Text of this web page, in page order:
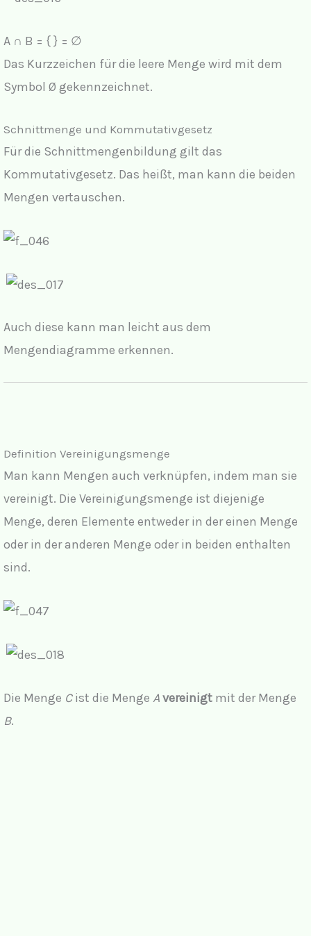
A ∩ B = { } = ∅
Das Kurzzeichen für die leere Menge wird mit dem
Symbol Ø gekennzeichnet.
Schnittmenge und Kommutativgesetz
Für die Schnittmengenbildung gilt das
Kommutativgesetz. Das heißt, man kann die beiden
Mengen vertauschen.
Auch diese kann man leicht aus dem
Mengendiagramme erkennen.
Definition Vereinigungsmenge
Man kann Mengen auch verknüpfen, indem man sie
vereinigt. Die Vereinigungsmenge ist diejenige
Menge, deren Elemente entweder in der einen Menge
oder in der anderen Menge oder in beiden enthalten
sind.
Die Menge Cist die Menge Avereinigt mit der Menge
B.